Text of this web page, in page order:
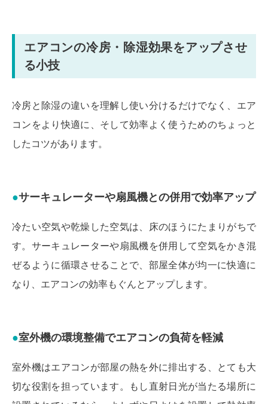
エアコンの冷房・除湿効果をアップさせ
る小技
冷房と除湿の違いを理解し使い分けるだけでなく、エア
コンをより快適に、そして効率よく使うためのちょっと
したコツがあります。
サーキュレーターや扇風機との併用で効率アップ
冷たい空気や乾燥した空気は、床のほうにたまりがちで
す。サーキュレーターや扇風機を併用して空気をかき混
ぜるように循環させることで、部屋全体が均一に快適に
なり、エアコンの効率もぐんとアップします。
室外機の環境整備でエアコンの負荷を軽減
室外機はエアコンが部屋の熱を外に排出する、とても大
切な役割を担っています。もし直射日光が当たる場所に